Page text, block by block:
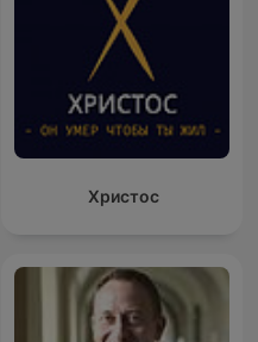
Христос